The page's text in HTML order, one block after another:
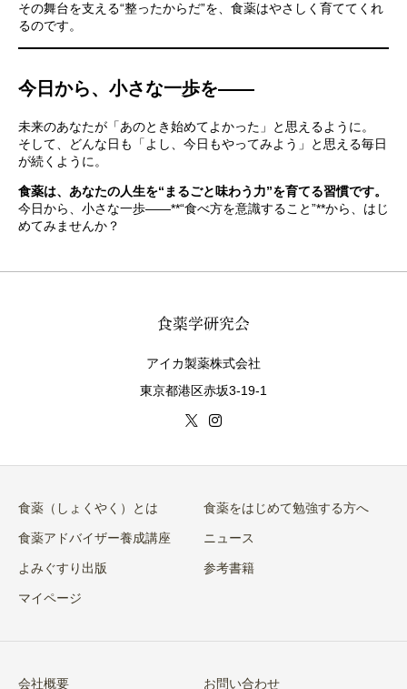
その舞台を支える“整ったからだ”を、食薬はやさしく育ててくれ
るのです。
今日から、小さな一歩を――
未来のあなたが「あのとき始めてよかった」と思えるように。
そして、どんな日も「よし、今日もやってみよう」と思える毎日
が続くように。
食薬は、あなたの人生を“まるごと味わう力”を育てる習慣です。
今日から、小さな一歩――**“食べ方を意識すること”**から、はじ
めてみませんか？
アイカ製薬株式会社
東京都港区赤坂3-19-1
食薬（しょくやく）とは 食薬をはじめて勉強する方へ
食薬アドバイザー養成講座 ニュース
よみぐすり出版 参考書籍
マイページ
会社概要 お問い合わせ